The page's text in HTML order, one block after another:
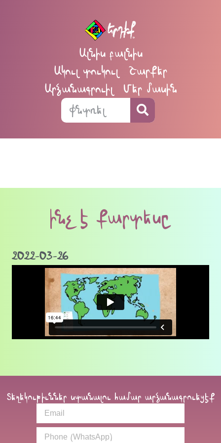
Ալնիս բալնիս
Ակուլ տուկուլ
Շարքեր
Արձանագրուիլ
Մեր մասին
ինչ է քարտեսը
2022-03-26
Տեղեկութիւններ ստանալու համար արձանագրուեցէք